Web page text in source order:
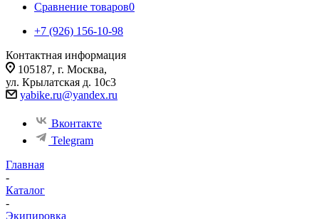
Сравнение товаров0
+7 (926) 156-10-98
Контактная информация
105187, г. Москва,
ул. Крылатская д. 10с3
yabike.ru@yandex.ru
Вконтакте
Telegram
Главная
-
Каталог
-
Экипировка